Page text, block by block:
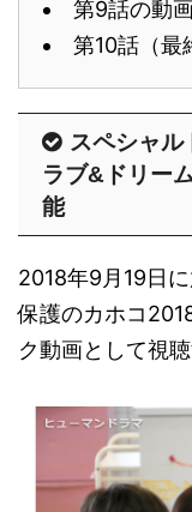
第9話の動
第10話（最
スペシャ
ラブ&ドリー
能
2018年9月19日
保護のカホコ
ク動画として視